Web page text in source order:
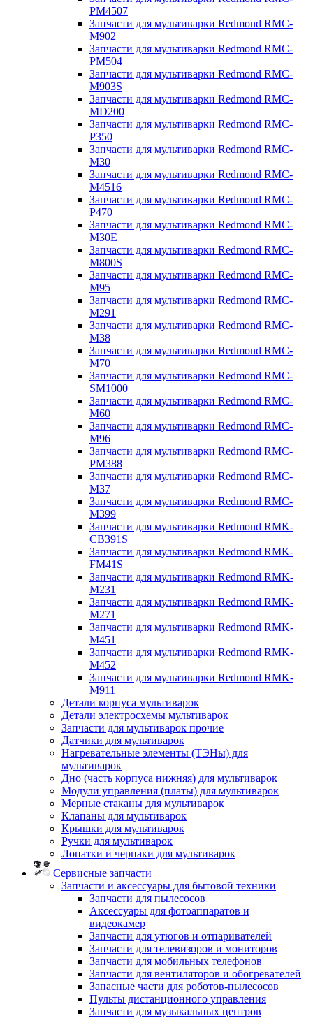
PM4507
Запчасти для мультиварки Redmond RMC-
M902
Запчасти для мультиварки Redmond RMC-
PM504
Запчасти для мультиварки Redmond RMC-
M903S
Запчасти для мультиварки Redmond RMC-
MD200
Запчасти для мультиварки Redmond RMC-
P350
Запчасти для мультиварки Redmond RMC-
M30
Запчасти для мультиварки Redmond RMC-
M4516
Запчасти для мультиварки Redmond RMC-
P470
Запчасти для мультиварки Redmond RMC-
M30E
Запчасти для мультиварки Redmond RMC-
M800S
Запчасти для мультиварки Redmond RMC-
M95
Запчасти для мультиварки Redmond RMC-
M291
Запчасти для мультиварки Redmond RMC-
M38
Запчасти для мультиварки Redmond RMC-
M70
Запчасти для мультиварки Redmond RMC-
SM1000
Запчасти для мультиварки Redmond RMC-
M60
Запчасти для мультиварки Redmond RMC-
M96
Запчасти для мультиварки Redmond RMC-
PM388
Запчасти для мультиварки Redmond RMC-
M37
Запчасти для мультиварки Redmond RMC-
M399
Запчасти для мультиварки Redmond RMK-
CB391S
Запчасти для мультиварки Redmond RMK-
FM41S
Запчасти для мультиварки Redmond RMK-
M231
Запчасти для мультиварки Redmond RMK-
M271
Запчасти для мультиварки Redmond RMK-
M451
Запчасти для мультиварки Redmond RMK-
M452
Запчасти для мультиварки Redmond RMK-
M911
Детали корпуса мультиварок
Детали электросхемы мультиварок
Запчасти для мультиварок прочие
Датчики для мультиварок
Нагревательные элементы (ТЭНы) для
мультиварок
Дно (часть корпуса нижняя) для мультиварок
Модули управления (платы) для мультиварок
Мерные стаканы для мультиварок
Клапаны для мультиварок
Крышки для мультиварок
Ручки для мультиварок
Лопатки и черпаки для мультиварок
Сервисные запчасти
Запчасти и аксессуары для бытовой техники
Запчасти для пылесосов
Аксессуары для фотоаппаратов и
видеокамер
Запчасти для утюгов и отпаривателей
Запчасти для телевизоров и мониторов
Запчасти для мобильных телефонов
Запчасти для вентиляторов и обогревателей
Запасные части для роботов-пылесосов
Пульты дистанционного управления
Запчасти для музыкальных центров